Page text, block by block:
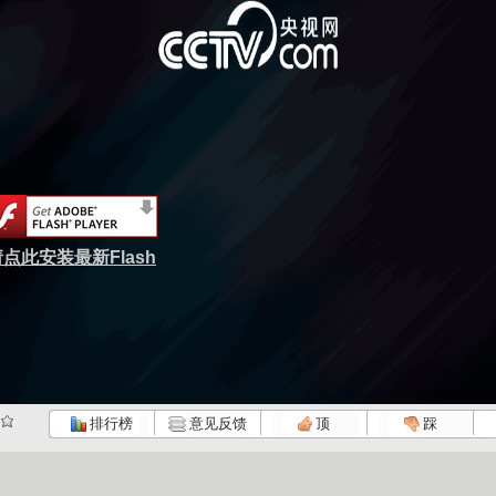
点此安装最新Flash
排行榜 意见反馈 顶 踩